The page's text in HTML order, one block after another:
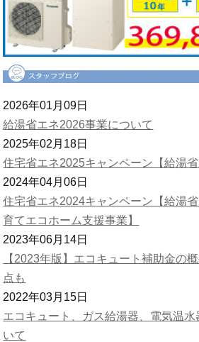
2026年01月09日
給湯省エネ2026事業について
2025年02月18日
住宅省エネ2025キャンペーン【給湯省
2024年04月06日
住宅省エネ2024キャンペーン【給湯
育てエコホーム支援事業】
2023年06月14日
【2023年版】エコキュート補助金の
点も
2022年03月15日
エコキュート、ガス給湯器、電気温
いて